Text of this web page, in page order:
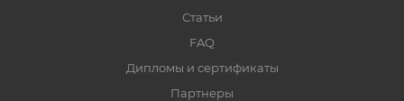
Статьи
FAQ
Дипломы и сертификаты
Партнеры